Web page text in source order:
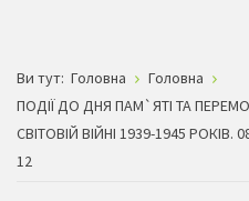
Ви тут: Головна
Головна
ПОДІЇ ДО ДНЯ ПАМ`ЯТІ ТА
СВІТОВІЙ ВІЙНІ 1939-1945 РОКІВ.
12